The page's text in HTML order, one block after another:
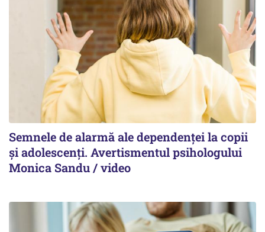
Semnele de alarmă ale dependenței la copii
și adolescenți. Avertismentul psihologului
Monica Sandu / video